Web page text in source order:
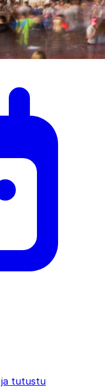
ja tutustu